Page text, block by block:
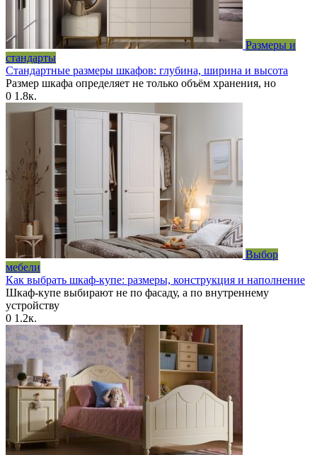
Размеры и
стандарты
Стандартные размеры шкафов: глубина, ширина и высота
Размер шкафа определяет не только объём хранения, но
0 1.8к.
Выбор
мебели
Как выбрать шкаф-купе: размеры, конструкция и наполнение
Шкаф-купе выбирают не по фасаду, а по внутреннему
устройству
0 1.2к.